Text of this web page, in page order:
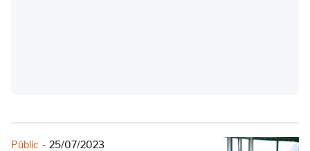
Públic - 25/07/2023